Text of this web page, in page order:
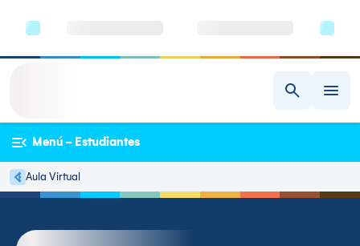
Menú - Estudiantes
Aula Virtual